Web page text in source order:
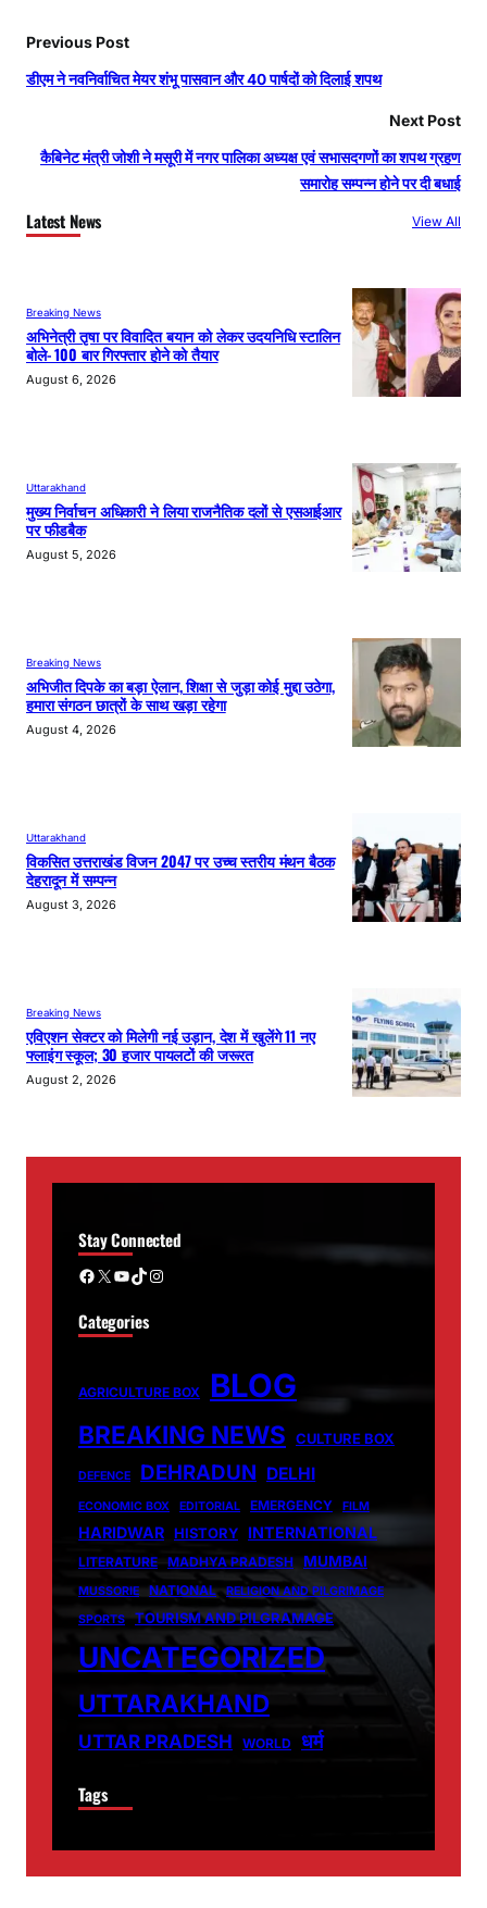
Previous Post
डीएम ने नवनिर्वाचित मेयर शंभू पासवान और 40 पार्षदों को दिलाई शपथ
Next Post
कैबिनेट मंत्री जोशी ने मसूरी में नगर पालिका अध्यक्ष एवं सभासदगणों का शपथ ग्रहण
समारोह सम्पन्न होने पर दी बधाई
Latest News View All
Breaking News
अभिनेत्री तृषा पर विवादित बयान को लेकर उदयनिधि स्टालिन
बोले- 100 बार गिरफ्तार होने को तैयार
August 6, 2026
Uttarakhand
मुख्य निर्वाचन अधिकारी ने लिया राजनैतिक दलों से एसआईआर
पर फीडबैक
August 5, 2026
Breaking News
अभिजीत दिपके का बड़ा ऐलान, शिक्षा से जुड़ा कोई मुद्दा उठेगा,
हमारा संगठन छात्रों के साथ खड़ा रहेगा
August 4, 2026
Uttarakhand
विकसित उत्तराखंड विजन 2047 पर उच्च स्तरीय मंथन बैठक
देहरादून में सम्पन्न
August 3, 2026
Breaking News
एविएशन सेक्टर को मिलेगी नई उड़ान, देश में खुलेंगे 11 नए
फ्लाइंग स्कूल; 30 हजार पायलटों की जरूरत
August 2, 2026
Stay Connected
Facebook X YouTube TikTok Instagram
Categories
AGRICULTURE BOX BLOG
BREAKING NEWS CULTURE BOX
DEFENCE DEHRADUN DELHI
ECONOMIC BOX EDITORIAL EMERGENCY FILM
HARIDWAR HISTORY INTERNATIONAL
LITERATURE MADHYA PRADESH MUMBAI
MUSSORIE NATIONAL
RELIGION AND PILGRIMAGE
SPORTS
TOURISM AND PILGRAMAGE
UNCATEGORIZED
UTTARAKHAND
UTTAR PRADESH WORLD धर्म
Tags